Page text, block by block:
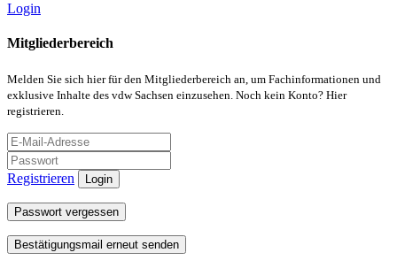
Login
Mitgliederbereich
Melden Sie sich hier für den Mitgliederbereich an, um Fachinformationen und
exklusive Inhalte des vdw Sachsen einzusehen. Noch kein Konto? Hier
registrieren.
Registrieren Login
Passwort vergessen
Bestätigungsmail erneut senden